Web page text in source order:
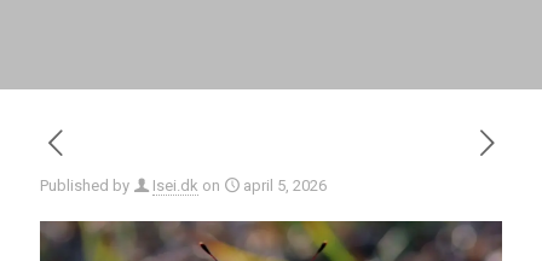
Published by Isei.dk on april 5, 2026